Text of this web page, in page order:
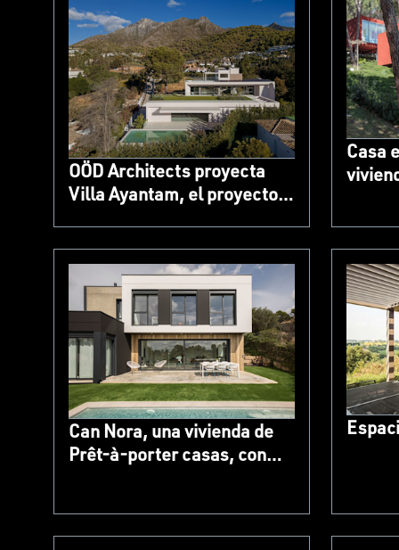
OÖD Architects proyecta
Villa Ayantam, el proyecto
TECHNAL
Casa
Can Nora, una vivienda de
Prêt-à-porter casas, con